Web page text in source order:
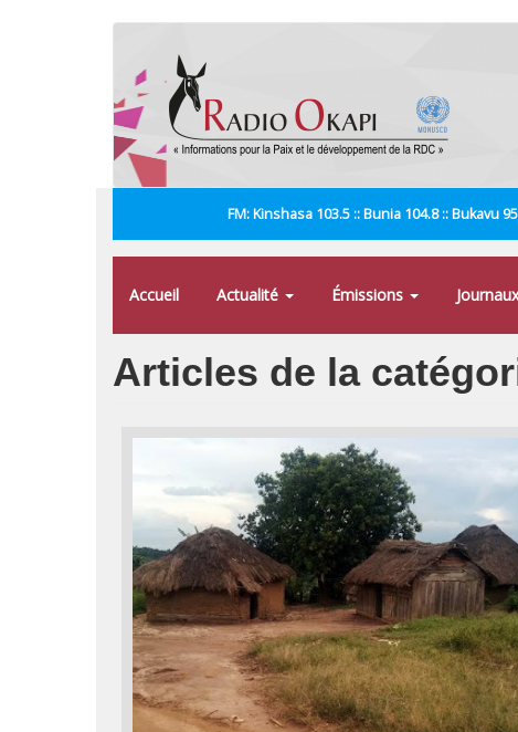
FM: Kinshasa 103.5 :: Bunia 104.8 :: Bukavu
Accueil Actualité Émissions
Articles de la